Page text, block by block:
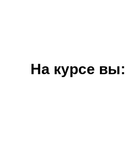
На курсе вы: